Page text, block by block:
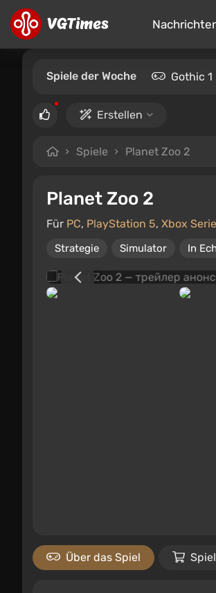
Spiele der Woche Gothic 1
Erstellen
Spiele Planet Zoo 2
Planet Zoo 2
Für PC, PlayStation 5, Xbox
Strategie Simulator In
Über das Spiel